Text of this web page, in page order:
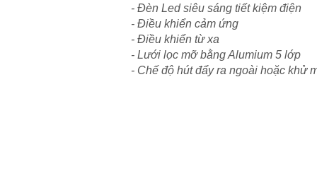
- Đèn Led siêu sáng tiết kiệm điện
- Điều khiển cảm ứng
- Điều khiển từ xa
- Lưới lọc mỡ bằng Alumium 5 lớp
- Chế độ hút đẩy ra ngoài hoặc khử